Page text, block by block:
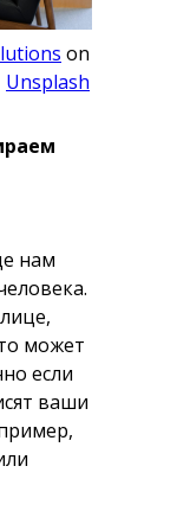
on
Unsplash
нам
может
если
ваши